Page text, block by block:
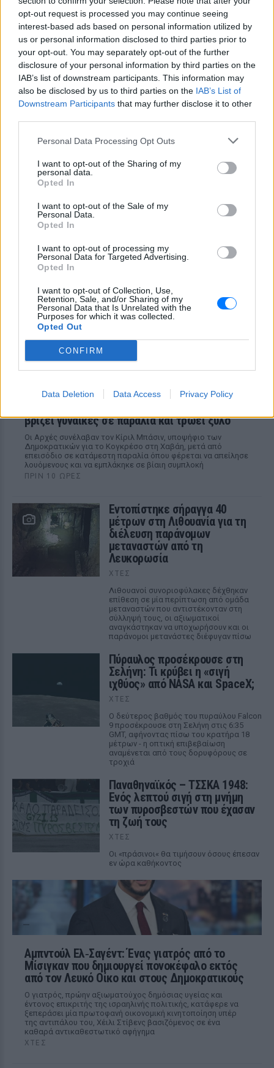
opt-out request is processed you may continue seeing
interest-based ads based on personal information utilized by
us or personal information disclosed to third parties prior to
your opt-out. You may separately opt-out of the further
disclosure of your personal information by third parties on the
IAB’s list of downstream participants. This information may
also be disclosed by us to third parties on the IAB’s List of
Downstream Participants that may further disclose it to other
Personal Data Processing Opt Outs
I want to opt-out of the Sharing of my
personal data.
Opted In
I want to opt-out of the Sale of my
Personal Data.
Opted In
I want to opt-out of processing my
Personal Data for Targeted Advertising.
Opted In
I want to opt-out of Collection, Use,
Retention, Sale, and/or Sharing of my
Personal Data that Is Unrelated with the
Purposes for which it was collected.
Opted Out
CONFIRM
Data Deletion Data Access Privacy Policy
έπεφτε όπως ο Μπάιντεν»,
δείτε βίντεο
ΠΡΙΝ 10 ΏΡΕΣ
Μια από τις επικότερες τούμπες του Τζο
Μπάιντεν ήταν στη σκηνή εκδήλωση της
αμερικανικής Σχολής Ικάρων
Μυστράς: «Δεν ήταν οικονομικό
το κίνητρο» υποστηρίζει ο
συνήγορος του 55χρονου που
καταψύκτη
ΠΡΙΝ 10 ΏΡΕΣ
Ο ίδιος δήλωσε ότι ο πελάτης του είχε
Βόλος: 26χρονος απείλησε να
χτύπησε τον αδελφό του για το
πρωινό
Τα προβλήματα ξεκίνησαν μετά την
επιστροφή του από τον στρατό
βρίζει γυναίκες σε παραλία και τρώει ξύλο
Οι Αρχές συνέλαβαν τον Κίριλ Μπάσιν, υποψήφιο των
Δημοκρατικών για το Κογκρέσο στη Χαβάη, μετά από
επεισόδιο σε κατάμεστη παραλία όπου φέρεται να απείλησε
λουόμενους και να εμπλάκηκε σε βίαιη συμπλοκή
ΠΡΙΝ 10 ΏΡΕΣ
Εντοπίστηκε σήραγγα 40
μέτρων στη Λιθουανία για τη
διέλευση παράνομων
μεταναστών από τη
Λευκορωσία
ΧΤΕΣ
Λιθουανοί συνοριοφύλακες δέχθηκαν
επίθεση σε μία περίπτωση από ομάδα
μεταναστών που αντιστέκονταν στη
σύλληψή τους, οι αξιωματικοί
αναγκάστηκαν να υποχωρήσουν και οι
παράνομοι μετανάστες διέφυγαν πίσω
Πύραυλος προσέκρουσε στη
Σελήνη: Τι κρύβει η «σιγή
ιχθύος» από NASA και SpaceX;
ΧΤΕΣ
Ο δεύτερος βαθμός του πυραύλου Falcon
9 προσέκρουσε στη Σελήνη στις 6:35
GMT, αφήνοντας πίσω του κρατήρα 18
μέτρων - η οπτική επιβεβαίωση
αναμένεται από τους δορυφόρους σε
τροχιά
Παναθηναϊκός – ΤΣΣΚΑ 1948:
Ενός λεπτού σιγή στη μνήμη
των πυροσβεστών που έχασαν
τη ζωή τους
ΧΤΕΣ
Οι «πράσινοι« θα τιμήσουν όσους έπεσαν
εν ώρα καθήκοντος
Αμπντούλ Ελ‑Σαγέντ: Ένας γιατρός από το
Μίσιγκαν που δημιουργεί πονοκέφαλο εκτός
από τον Λευκό Οίκο και στους Δημοκρατικούς
Ο γιατρός, πρώην αξιωματούχος δημόσιας υγείας και
έντονος επικριτής της ισραηλινής πολιτικής, κατάφερε να
ξεπεράσει μία πρωτοφανή οικονομική κινητοποίηση υπέρ
της αντιπάλου του, Χέιλι Στίβενς βασιζόμενος σε ένα
καθαρά αντικαθεστωτικό αφήγημα
ΧΤΕΣ